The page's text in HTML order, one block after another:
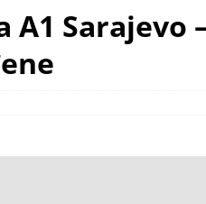
A1 Sarajevo